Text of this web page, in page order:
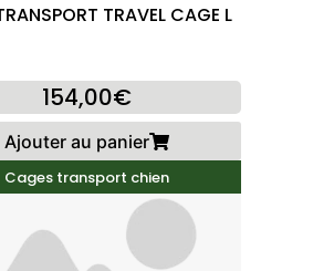
TRAVEL CAGE L
154,00€
Ajouter au panier
Cages transport chien